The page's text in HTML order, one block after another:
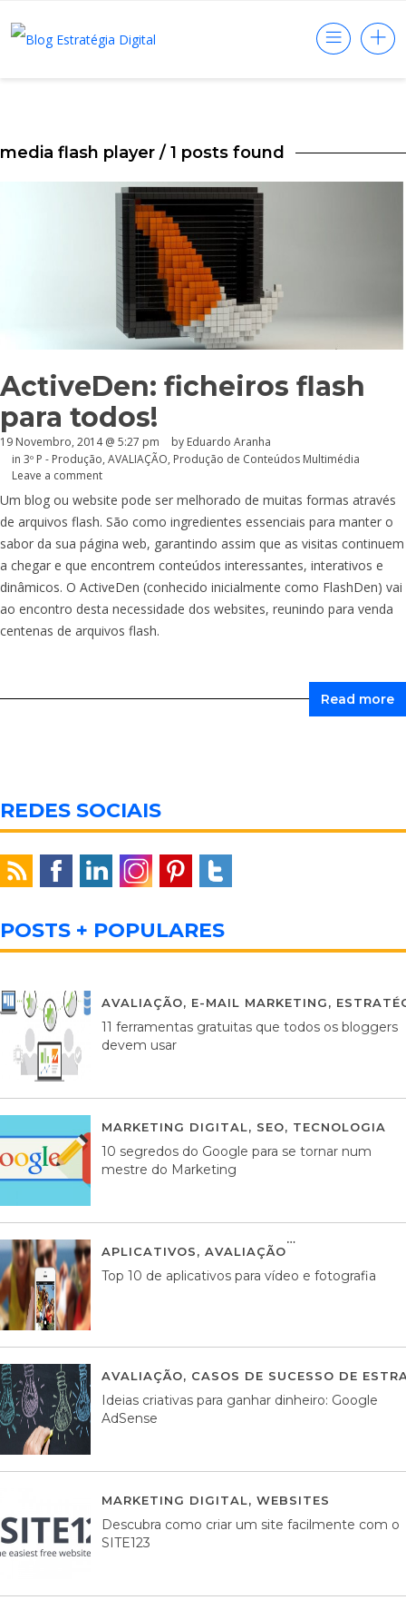
media flash player / 1 posts found
ActiveDen: ficheiros flash
para todos!
19 Novembro, 2014 @ 5:27 pm by Eduardo Aranha
in 3º P - Produção, AVALIAÇÃO, Produção de Conteúdos Multimédia
Leave a comment
Um blog ou website pode ser melhorado de muitas formas através
de arquivos flash. São como ingredientes essenciais para manter o
sabor da sua página web, garantindo assim que as visitas continuem
a chegar e que encontrem conteúdos interessantes, interativos e
dinâmicos. O ActiveDen (conhecido inicialmente como FlashDen) vai
ao encontro desta necessidade dos websites, reunindo para venda
centenas de arquivos flash.
Read more
REDES SOCIAIS
POSTS + POPULARES
AVALIAÇÃO, E-MAIL MARKETING,
11 ferramentas gratuitas que todos os bloggers
devem usar
MARKETING DIGITAL, SEO, TECNOLOGIA
10 segredos do Google para se tornar num
mestre do Marketing
APLICATIVOS, AVALIAÇÃO
Top 10 de aplicativos para vídeo e fotografia
AVALIAÇÃO, CASOS DE SUCESSO DE
Ideias criativas para ganhar dinheiro: Google
AdSense
MARKETING DIGITAL, WEBSITES
Descubra como criar um site facilmente com o
SITE123